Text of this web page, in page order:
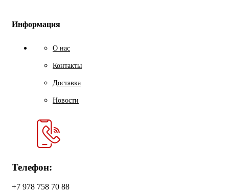
Информация
О нас
Контакты
Доставка
Новости
Телефон:
+7 978 758 70 88